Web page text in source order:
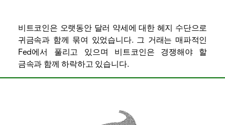
비트코인은 오랫동안 달러 약세에 대한 헤지 수단으로
귀금속과 함께 묶여 있었습니다. 그 거래는 매파적인
Fed에서 풀리고 있으며 비트코인은 경쟁해야 할
금속과 함께 하락하고 있습니다.